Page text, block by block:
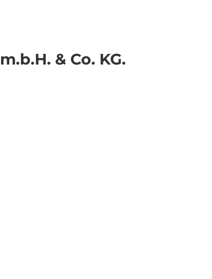
& Co. KG.